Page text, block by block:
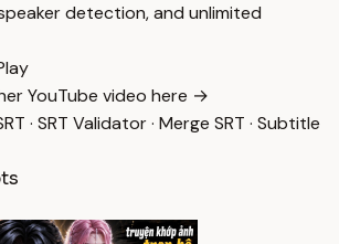
detection, and unlimited
YouTube video here →
· SRT Validator· Merge SRT · Subtitle